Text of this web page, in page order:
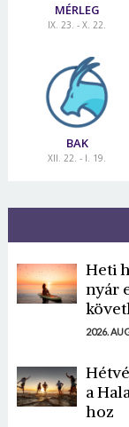
MÉRLEG
IX. 23. - X. 22.
BAK
XII. 22. - I. 19.
Heti
nyár
2026.
a
hoz